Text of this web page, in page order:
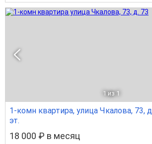
1 из 1
1-комн квартира, улица Чкалова, 73,
эт.
18 000 ₽ в месяц